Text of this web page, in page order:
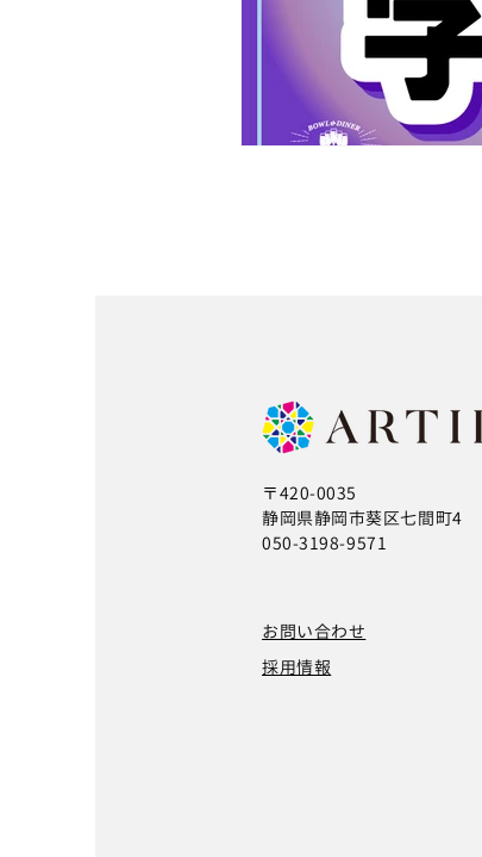
〒420-0035
静岡県静岡市葵区七間町4
050-3198-9571
お問い合わせ
採用情報